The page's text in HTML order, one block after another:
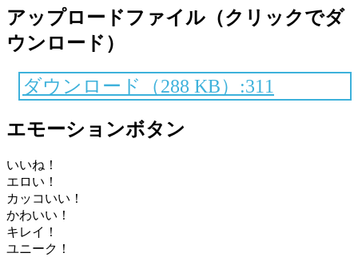
アップロードファイル（クリックでダ
ウンロード）
ダウンロード（288 KB）:311
エモーションボタン
いいね！
エロい！
カッコいい！
かわいい！
キレイ！
ユニーク！